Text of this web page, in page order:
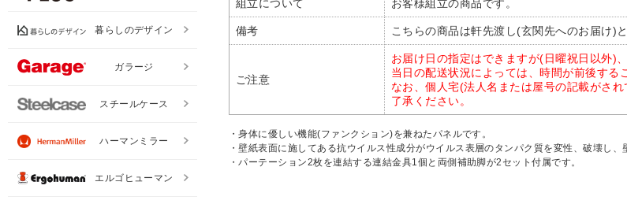
組立について お客様組立の商品です。
備考 こちらの商品は軒先渡し(玄関先へのお届け)と
ご注意
お届け日の指定はできますが(日曜祝日以外)
当日の配送状況によっては、時間が前後する
なお、個人宅(法人名または屋号の記載がさ
了承ください。
・身体に優しい機能(ファンクション)を兼ねたパネルです。
・壁紙表面に施してある抗ウイルス性成分がウイルス表層のタンパク質を変性、破壊し、
・パーテーション2枚を連結する連結金具1個と両側補助脚が2セット付属です。
暮らしのデザイン
ガラージ
スチールケース
ハーマンミラー
エルゴヒューマン